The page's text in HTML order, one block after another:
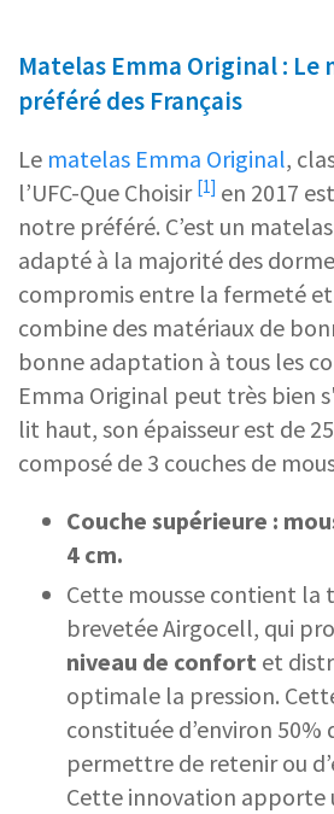
Matelas Emma Original :
préféré des Français
Le matelas Emma Original,
l’UFC-Que Choisir [1] en 2017
notre préféré. C’est un
adapté à la majorité des
compromis entre la fermeté
combine des matériaux de
bonne adaptation à tous les
Emma Original peut très bien
lit haut, son épaisseur est de
composé de 3 couches de
Couche supérieure :
4 cm.
Cette mousse contient la
brevetée Airgocell, qui
niveau de confort et
optimale la pression.
constituée d’environ 50%
permettre de retenir ou
Cette innovation apporte